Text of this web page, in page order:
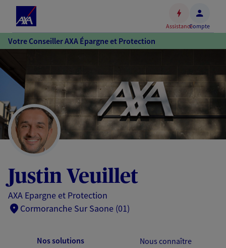
Accéder
au
Accéder
au
pied
de
page
AssistanceCompte
Votre Conseiller AXA Épargne et Protection
Justin Veuillet
AXA Epargne et Protection
Cormoranche Sur Saone (01)
Nos solutions Nous connaître